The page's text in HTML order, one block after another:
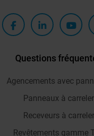
Questions
Agencements avec
Panneaux à carreler
Receveurs à carreler
Revêtements gamme